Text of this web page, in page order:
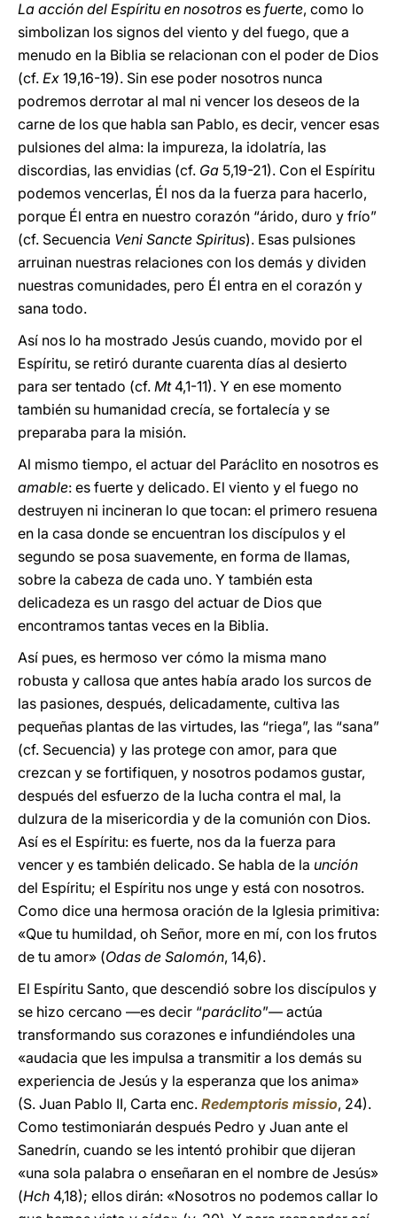
La acción del Espíritu en nosotros es fuerte, como lo
simbolizan los signos del viento y del fuego, que a
menudo en la Biblia se relacionan con el poder de Dios
(cf. Ex 19,16-19). Sin ese poder nosotros nunca
podremos derrotar al mal ni vencer los deseos de la
carne de los que habla san Pablo, es decir, vencer esas
pulsiones del alma: la impureza, la idolatría, las
discordias, las envidias (cf. Ga 5,19-21). Con el Espíritu
podemos vencerlas, Él nos da la fuerza para hacerlo,
porque Él entra en nuestro corazón “árido, duro y frío”
(cf. Secuencia Veni Sancte Spiritus). Esas pulsiones
arruinan nuestras relaciones con los demás y dividen
nuestras comunidades, pero Él entra en el corazón y
sana todo.
Así nos lo ha mostrado Jesús cuando, movido por el
Espíritu, se retiró durante cuarenta días al desierto
para ser tentado (cf. Mt4,1-11). Y en ese momento
también su humanidad crecía, se fortalecía y se
preparaba para la misión.
Al mismo tiempo, el actuar del Paráclito en nosotros es
amable: es fuerte y delicado. El viento y el fuego no
destruyen ni incineran lo que tocan: el primero resuena
en la casa donde se encuentran los discípulos y el
segundo se posa suavemente, en forma de llamas,
sobre la cabeza de cada uno. Y también esta
delicadeza es un rasgo del actuar de Dios que
encontramos tantas veces en la Biblia.
Así pues, es hermoso ver cómo la misma mano
robusta y callosa que antes había arado los surcos de
las pasiones, después, delicadamente, cultiva las
pequeñas plantas de las virtudes, las “riega”, las “sana”
(cf. Secuencia) y las protege con amor, para que
crezcan y se fortifiquen, y nosotros podamos gustar,
después del esfuerzo de la lucha contra el mal, la
dulzura de la misericordia y de la comunión con Dios.
Así es el Espíritu: es fuerte, nos da la fuerza para
vencer y es también delicado. Se habla de la unción
del Espíritu; el Espíritu nos unge y está con nosotros.
Como dice una hermosa oración de la Iglesia primitiva:
«Que tu humildad, oh Señor, more en mí, con los frutos
de tu amor» (Odas de Salomón, 14,6).
El Espíritu Santo, que descendió sobre los discípulos y
se hizo cercano —es decir “paráclito”— actúa
transformando sus corazones e infundiéndoles una
«audacia que les impulsa a transmitir a los demás su
experiencia de Jesús y la esperanza que los anima»
(S. Juan Pablo II, Carta enc. Redemptoris missio, 24).
Como testimoniarán después Pedro y Juan ante el
Sanedrín, cuando se les intentó prohibir que dijeran
«una sola palabra o enseñaran en el nombre de Jesús»
(Hch 4,18); ellos dirán: «Nosotros no podemos callar lo